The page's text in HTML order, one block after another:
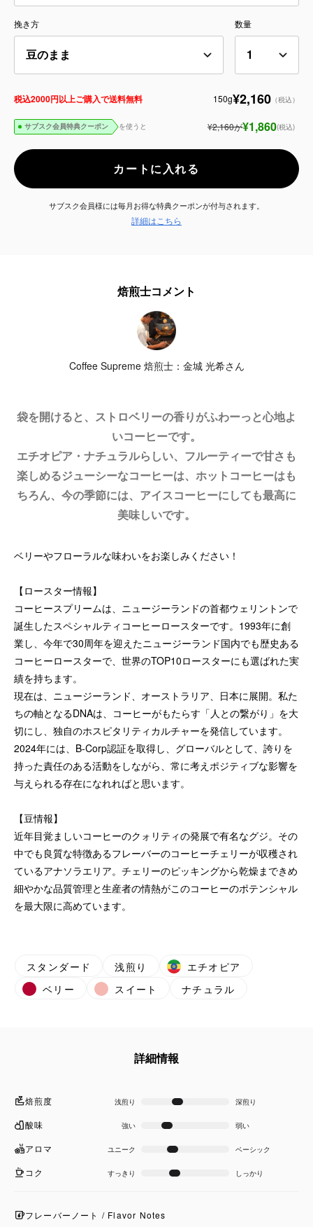
お知らせ
よくある質問
挽き方 数量
税込2000円以上ご購入で送料無料 150g¥2,160 （税込）
サブスク会員特典クーポン を使うと ¥2,160が¥1,860(税込)
カートに入れる
サブスク会員様には毎月お得な特典クーポンが付与されます。
詳細はこちら
焙煎士コメント
Coffee Supreme 焙煎士：金城 光希さん
袋を開けると、ストロベリーの香りがふわーっと心地よ
いコーヒーです。
エチオピア・ナチュラルらしい、フルーティーで甘さも
楽しめるジューシーなコーヒーは、ホットコーヒーはも
ちろん、今の季節には、アイスコーヒーにしても最高に
美味しいです。
ベリーやフローラルな味わいをお楽しみください！
【ロースター情報】
コーヒースプリームは、ニュージーランドの首都ウェリントンで
誕生したスペシャルティコーヒーロースターです。1993年に創
業し、今年で30周年を迎えたニュージーランド国内でも歴史ある
コーヒーロースターで、世界のTOP10ロースターにも選ばれた実
績を持ちます。
現在は、ニュージーランド、オーストラリア、日本に展開。私た
ちの軸となるDNAは、コーヒーがもたらす「人との繋がり」を大
切にし、独自のホスピタリティカルチャーを発信しています。
2024年には、B-Corp認証を取得し、グローバルとして、誇りを
持った責任のある活動をしながら、常に考えポジティブな影響を
与えられる存在になれればと思います。
【豆情報】
近年目覚ましいコーヒーのクォリティの発展で有名なグジ。その
中でも良質な特徴あるフレーバーのコーヒーチェリーが収穫され
ているアナソラエリア。チェリーのピッキングから乾燥まできめ
細やかな品質管理と生産者の情熱がこのコーヒーのポテンシャル
を最大限に高めています。
スタンダード 浅煎り
エチオピア
ベリー
スイート ナチュラル
詳細情報
焙煎度 浅煎り 深煎り
酸味 強い 弱い
アロマ ユニーク ベーシック
コク すっきり しっかり
フレーバーノート / Flavor Notes